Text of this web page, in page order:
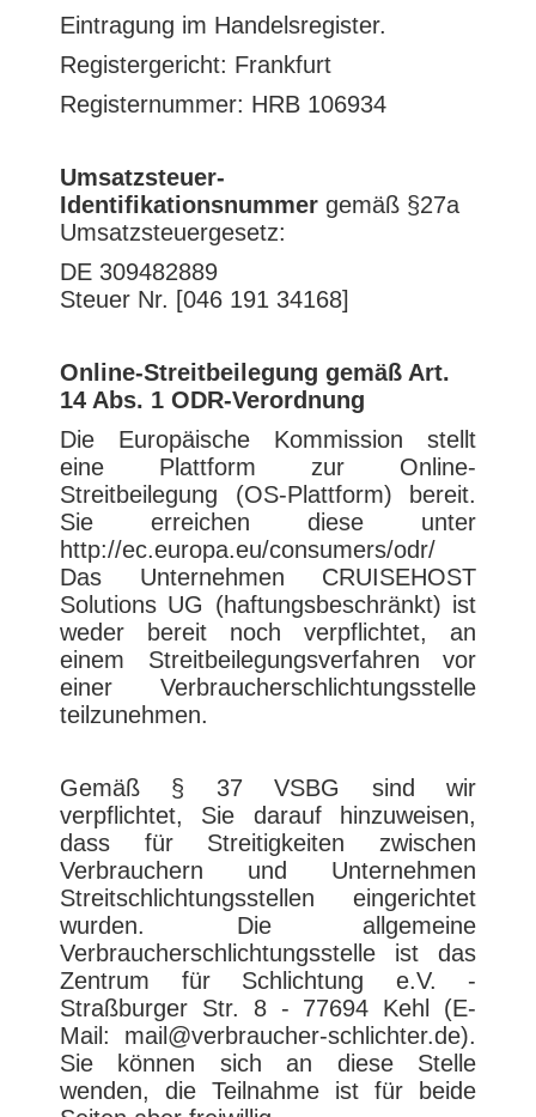
Eintragung im Handelsregister.
Registergericht: Frankfurt
Registernummer: HRB 106934
Umsatzsteuer-
Identifikationsnummer gemäß §27a
Umsatzsteuergesetz:
DE 309482889
Steuer Nr. [046 191 34168]
Online-Streitbeilegung gemäß Art.
14 Abs. 1 ODR-Verordnung
Die Europäische Kommission stellt
eine Plattform zur Online-
Streitbeilegung (OS-Plattform) bereit.
Sie erreichen diese unter
http://ec.europa.eu/consumers/odr/
Das Unternehmen CRUISEHOST
Solutions UG (haftungsbeschränkt) ist
weder bereit noch verpflichtet, an
einem Streitbeilegungsverfahren vor
einer Verbraucherschlichtungsstelle
teilzunehmen.
Gemäß § 37 VSBG sind wir
verpflichtet, Sie darauf hinzuweisen,
dass für Streitigkeiten zwischen
Verbrauchern und Unternehmen
Streitschlichtungsstellen eingerichtet
wurden. Die allgemeine
Verbraucherschlichtungsstelle ist das
Zentrum für Schlichtung e.V. -
Straßburger Str. 8 - 77694 Kehl (E-
Mail: mail@verbraucher-schlichter.de).
Sie können sich an diese Stelle
wenden, die Teilnahme ist für beide